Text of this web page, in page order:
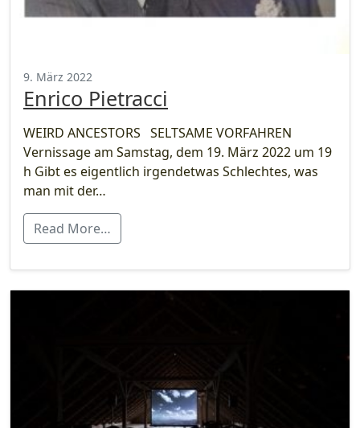
9. März 2022
Enrico Pietracci
WEIRD ANCESTORS SELTSAME VORFAHREN
Vernissage am Samstag, dem 19. März 2022 um 19
h Gibt es eigentlich irgendetwas Schlechtes, was
man mit der…
Read More…